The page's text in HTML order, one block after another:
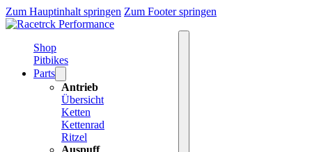
Zum Hauptinhalt springen Zum Footer springen
Shop
Pitbikes
Parts
Antrieb
Übersicht
Ketten
Kettenrad
Ritzel
Auspuff